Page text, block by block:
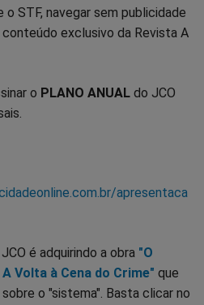
o STF, navegar sem publicidade
exclusivo da Revista A
o PLANO ANUAL do JCO
apresentaca
é adquirindo a obra "O
Volta à Cena do Crime" que
o "sistema". Basta clicar no